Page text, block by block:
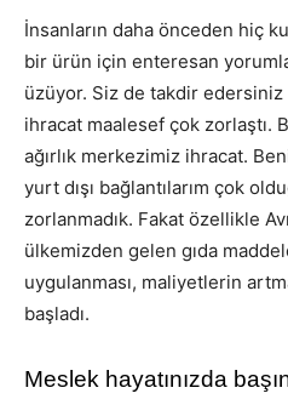
İnsanların daha önceden hiç
bir ürün için enteresan
üzüyor. Siz de takdir
ihracat maalesef çok zorlaştı.
ağırlık merkezimiz ihracat.
yurt dışı bağlantılarım çok
zorlanmadık. Fakat özellikle
ülkemizden gelen gıda
uygulanması, maliyetlerin
başladı.
Meslek hayatınızda